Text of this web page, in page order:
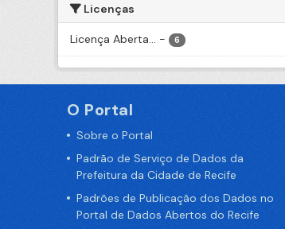
Licenças
Licença Aberta... - 6
O Portal
Sobre o Portal
Padrão de Serviço de Dados da
Prefeitura da Cidade de Recife
Padrões de Publicação dos Dados no
Portal de Dados Abertos do Recife